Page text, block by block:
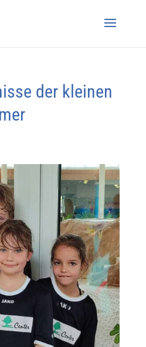
der kleinen